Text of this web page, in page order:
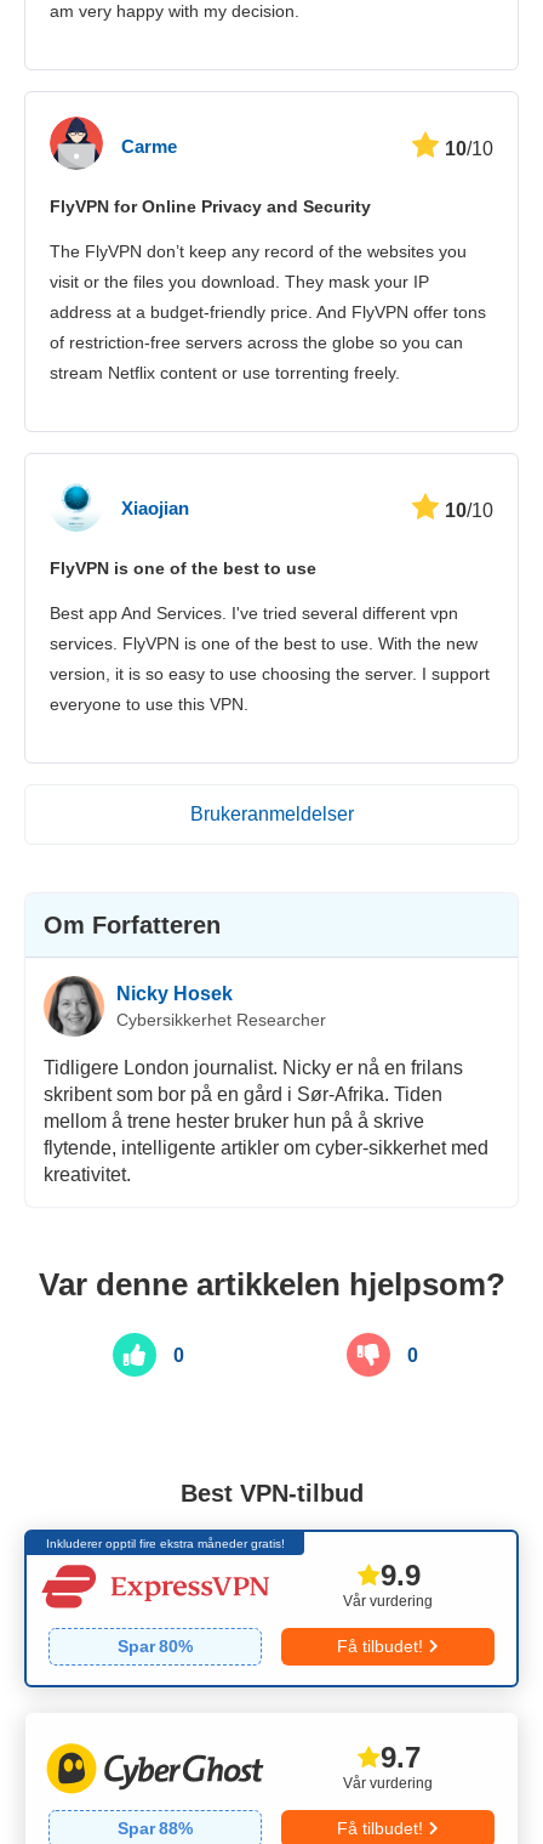
am very happy with my decision.
Carme 10/10
FlyVPN for Online Privacy and Security
The FlyVPN don’t keep any record of the websites you
visit or the files you download. They mask your IP
address at a budget-friendly price. And FlyVPN offer tons
of restriction-free servers across the globe so you can
stream Netflix content or use torrenting freely.
Xiaojian 10/10
FlyVPN is one of the best to use
Best app And Services. I've tried several different vpn
services. FlyVPN is one of the best to use. With the new
version, it is so easy to use choosing the server. I support
everyone to use this VPN.
Brukeranmeldelser
Om Forfatteren
Nicky Hosek
Cybersikkerhet Researcher
Tidligere London journalist. Nicky er nå en frilans
skribent som bor på en gård i Sør-Afrika. Tiden
mellom å trene hester bruker hun på å skrive
flytende, intelligente artikler om cyber-sikkerhet med
kreativitet.
Var denne artikkelen hjelpsom?
0 0
Best VPN-tilbud
Inkluderer opptil fire ekstra måneder gratis!
Vår vurdering
9.9
Spar80% Få tilbudet!
Vår vurdering
9.7
Spar88% Få tilbudet!